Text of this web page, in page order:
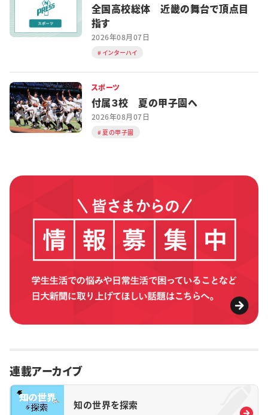
全国高校総体 近畿の舞台で頂点目
指す
2026年08月07日
インターハイ
スポーツ
付属３校 夏の甲子園へ
2026年08月07日
夏の甲子園
連載アーカイブ
知の世界を探索